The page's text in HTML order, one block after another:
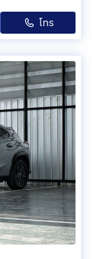
โทร